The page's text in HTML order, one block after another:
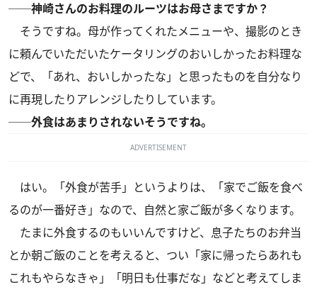
──神崎さんのお料理のルーツはお母さまですか？
そうですね。母が作ってくれたメニューや、撮影のとき
に頼んでいただいたケータリングのおいしかったお料理な
どで、「あれ、おいしかったな」と思ったものを自分なり
に再現したりアレンジしたりしています。
──外食はあまりされないそうですね。
ADVERTISEMENT
はい。「外食が苦手」というよりは、「家でご飯を食べ
るのが一番好き」なので、自然と家ご飯が多くなります。
たまに外食するのもいいんですけど、息子たちのお弁当
とか朝ご飯のことを考えると、つい「家に帰ったらあれも
これもやらなきゃ」「明日も仕事だな」などと考えてしま